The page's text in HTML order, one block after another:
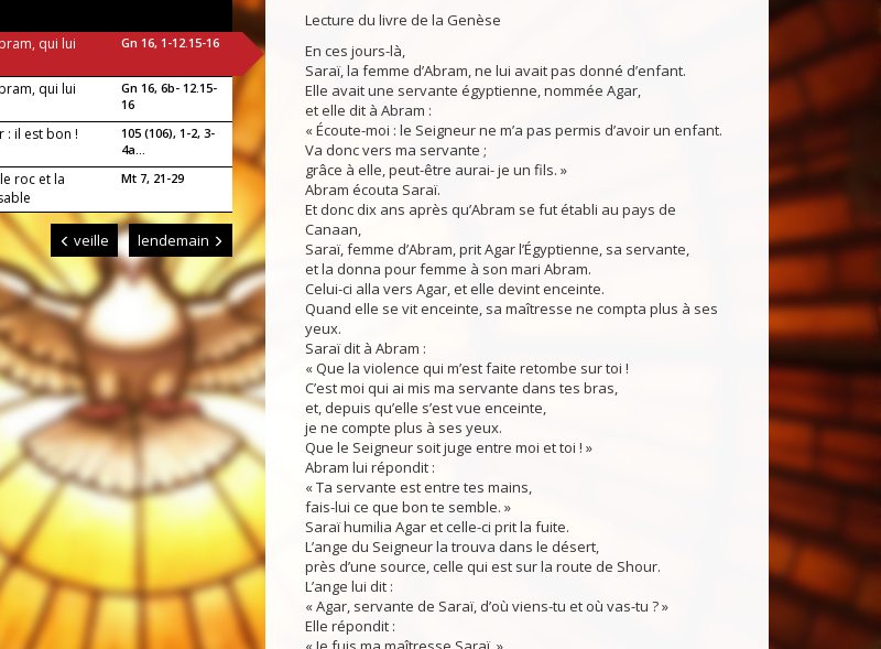
qui lui
Gn 16, 1-12.15-16
qui lui
Gn 16, 6b- 12.15-
16
: il est bon !
105 (106), 1-2, 3-
4a...
roc et la
Mt 7, 21-29
veille lendemain
Lecture du livre de la Genèse
En ces jours-là,
Saraï, la femme d’Abram, ne lui avait pas donné d’enfant.
Elle avait une servante égyptienne, nommée Agar,
et elle dit à Abram :
« Écoute-moi : le Seigneur ne m’a pas permis d’avoir un enfant.
Va donc vers ma servante ;
grâce à elle, peut-être aurai- je un fils. »
Abram écouta Saraï.
Et donc dix ans après qu’Abram se fut établi au pays de
Canaan,
Saraï, femme d’Abram, prit Agar l’Égyptienne, sa servante,
et la donna pour femme à son mari Abram.
Celui-ci alla vers Agar, et elle devint enceinte.
Quand elle se vit enceinte, sa maîtresse ne compta plus à ses
yeux.
Saraï dit à Abram :
« Que la violence qui m’est faite retombe sur toi !
C’est moi qui ai mis ma servante dans tes bras,
et, depuis qu’elle s’est vue enceinte,
je ne compte plus à ses yeux.
Que le Seigneur soit juge entre moi et toi ! »
Abram lui répondit :
« Ta servante est entre tes mains,
fais-lui ce que bon te semble. »
Saraï humilia Agar et celle-ci prit la fuite.
L’ange du Seigneur la trouva dans le désert,
près d’une source, celle qui est sur la route de Shour.
L’ange lui dit :
« Agar, servante de Saraï, d’où viens-tu et où vas-tu ? »
Elle répondit :